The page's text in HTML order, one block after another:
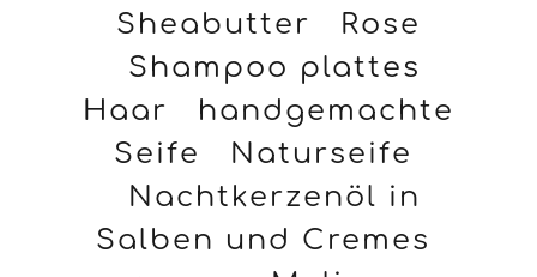
Sheabutter
Rose
Shampoo plattes
Haar
handgemachte
Seife
Naturseife
Nachtkerzenöl in
Salben und Cremes